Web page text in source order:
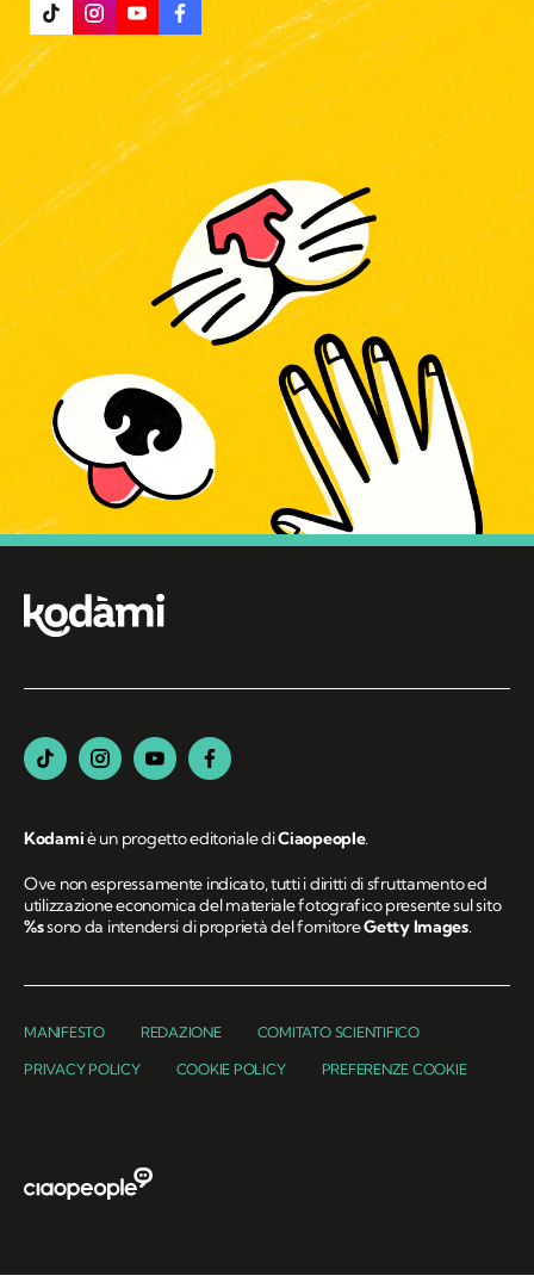
Kodamiè un progetto editoriale diCiaopeople.
Ove non espressamente indicato, tutti i diritti di sfruttamento ed
utilizzazione economica del materiale fotografico presente sul sito
%ssono da intendersi di proprietà del fornitoreGetty Images.
MANIFESTO REDAZIONE COMITATO SCIENTIFICO
PRIVACY POLICY COOKIE POLICY PREFERENZE COOKIE